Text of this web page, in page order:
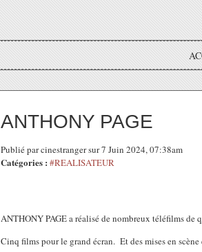
ANTHONY PAGE
Publié par cinestranger sur 7 Juin 2024, 07:38am
Catégories : #REALISATEUR
ANTHONY PAGE a réalisé de nombreux téléfilms
Cinq films pour le grand écran. Et des mises en scène